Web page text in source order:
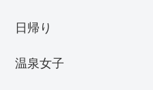
日帰り
温泉女子